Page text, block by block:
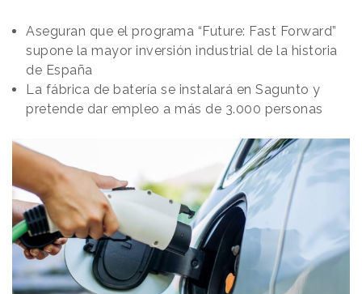
Aseguran que el programa “Future: Fast Forward”
supone la mayor inversión industrial de la historia
de España
La fábrica de batería se instalará en Sagunto y
pretende dar empleo a más de 3.000 personas